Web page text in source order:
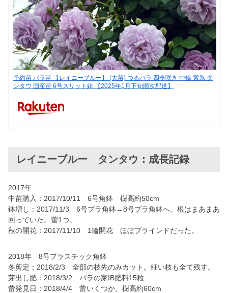
予約苗 バラ苗 【レイニーブルー】 (大苗) つるバラ 四季咲き 中輪 紫系 タ
ンタウ 国産苗 6号スリット鉢 【2025年1月下旬順次配送】
レイニーブルー タンタウ：成長記録
2017年
中苗購入：2017/10/11 6号角鉢 樹高約50cm
鉢増し：2017/11/3 6号プラ角鉢→8号プラ角鉢へ。根はまあまあ
回っていた。蕾1つ。
秋の開花：2017/11/10 1輪開花 ほぼブラインドだった。
2018年 8号プラスチック角鉢
冬剪定：2018/2/3 全部の枝先のみカット。細い枝も全て残す。
芽出し肥：2018/3/2 バラの家IB肥料15粒
蕾発見日：2018/4/4 蕾いくつか。樹高約60cm